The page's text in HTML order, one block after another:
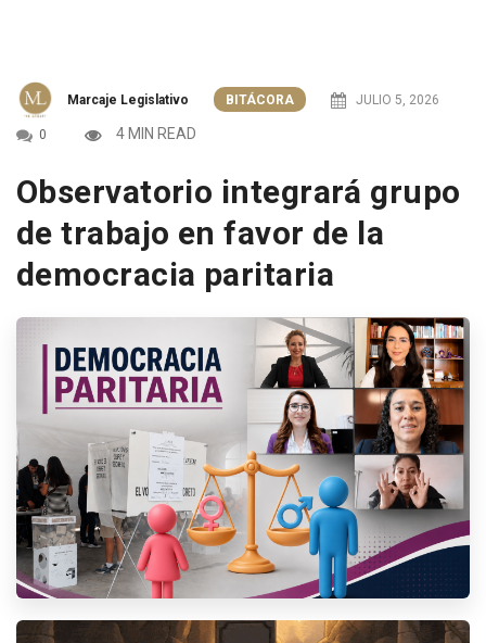
Marcaje Legislativo BITÁCORA JULIO 5, 2026
0 4 MIN READ
Observatorio integrará grupo
de trabajo en favor de la
democracia paritaria